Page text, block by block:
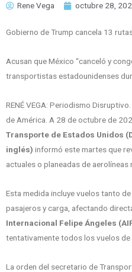
Rene Vega octubre 28,
Gobierno de Trump cancela 13
Acusan que México “canceló y
transportistas estadounidenses
RENÉ VEGA: Periodismo
de América. A 28 de octubre de
Transporte de Estados Unidos
inglés) informó este martes que
actuales o planeadas de aerolíneas
Esta medida incluye vuelos tanto
pasajeros y carga, afectando
Internacional Felipe Ángeles
tentativamente todos los vuelos de
La orden del secretario de